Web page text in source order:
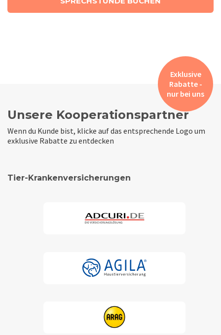
Exklusive
Rabatte -
nur bei uns
Unsere Kooperationspartner
Wenn du Kunde bist, klicke auf das entsprechende Logo um
exklusive Rabatte zu entdecken
Tier-Krankenversicherungen